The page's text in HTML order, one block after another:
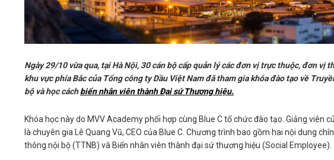
Ngày 29/10 vừa qua, tại Hà Nội, 30 cán bộ cấp quản lý các đơn vị trực thuộc, đơn vị
khu vực phía Bắc của Tổng công ty Dầu Việt Nam đã tham gia khóa đào tạo về
bộ và học cáchbiến nhân viên thành Đại sứ Thương hiệu.
Khóa học này do MVV Academy phối hợp cùng Blue C tổ chức đào tạo. Giảng viên
là chuyên gia Lê Quang Vũ, CEO của Blue C. Chương trình bao gồm hai nội dung
thông nội bộ (TTNB) và Biến nhân viên thành đại sứ thương hiệu (Social Employee).